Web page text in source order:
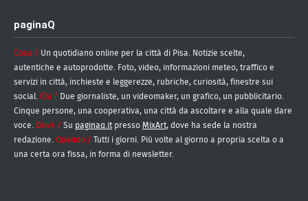
paginaQ
Cosa / Un quotidiano online per la città di Pisa. Notizie scelte,
autentiche e autoprodotte. Foto, video, informazioni meteo, traffico e
servizi in città, inchieste e leggerezze, rubriche, curiosità, finestre sui
social. Chi /
Due giornaliste, un videomaker, un grafico, un pubblicitario.
Cinque persone, una cooperativa, una città da ascoltare e alla quale dare
voce.
Dove / Su paginaq.it presso MixArt, dove ha sede la nostra
redazione. Quando /
Tutti i giorni. Più volte al giorno a propria scelta o a
una certa ora fissa, in forma di newsletter.